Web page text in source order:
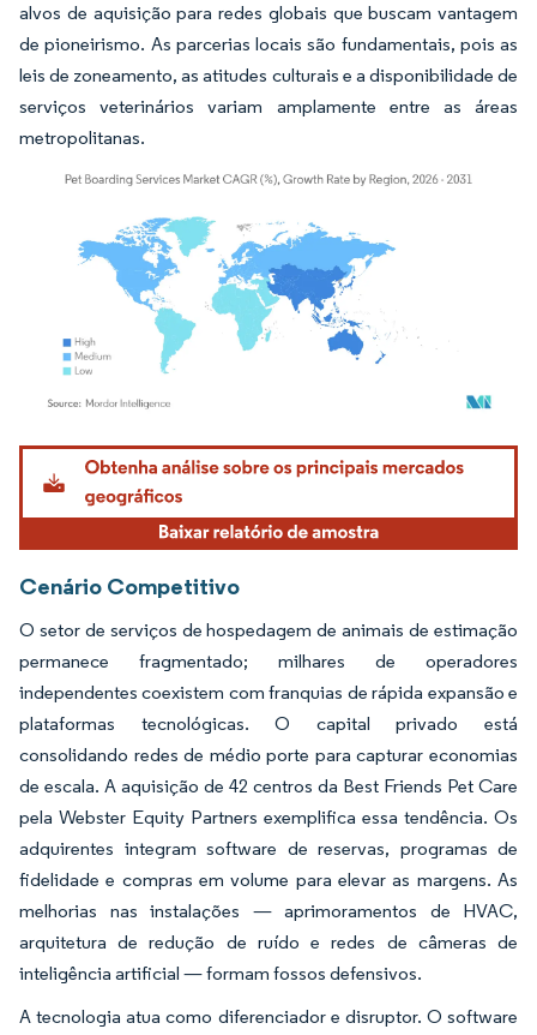
alvos de aquisição para redes globais que buscam vantagem
de pioneirismo. As parcerias locais são fundamentais, pois as
leis de zoneamento, as atitudes culturais e a disponibilidade de
serviços veterinários variam amplamente entre as áreas
metropolitanas.
Imagem © Mordor Intelligence. O reuso requer atribuição conforme CC BY 4.0.
Cenário Competitivo
O setor de serviços de hospedagem de animais de estimação
permanece fragmentado; milhares de operadores
independentes coexistem com franquias de rápida expansão e
plataformas tecnológicas. O capital privado está
consolidando redes de médio porte para capturar economias
de escala. A aquisição de 42 centros da Best Friends Pet Care
pela Webster Equity Partners exemplifica essa tendência. Os
adquirentes integram software de reservas, programas de
fidelidade e compras em volume para elevar as margens. As
melhorias nas instalações — aprimoramentos de HVAC,
arquitetura de redução de ruído e redes de câmeras de
inteligência artificial — formam fossos defensivos.
A tecnologia atua como diferenciador e disruptor. O software